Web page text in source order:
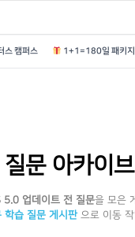
렉터스 캠퍼스
문 아카이브
5.0 업데이트 전 질문을 모은
학습 질문 게시판 으로 이동